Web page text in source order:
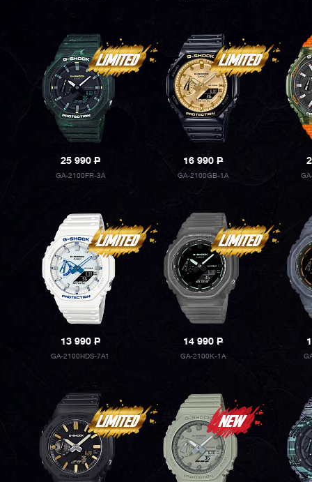
25 990P
GA-2100FR-3A
16 990P
GA-2100GB-1A
13 990P
GA-2100HDS-7A1
14 990P
GA-2100K-1A